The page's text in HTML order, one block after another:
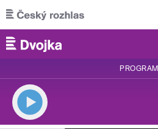
Přejít k hlavnímu obsahu
PROGRAM